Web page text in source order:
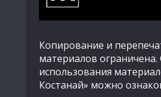
Копирование и
материалов ограничена.
использования
Костанай» можно